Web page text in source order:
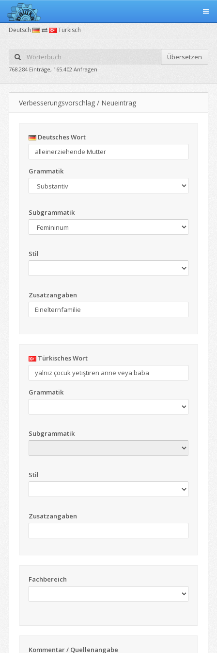
Deutsch Türkisch
Übersetzen
768.284 Einträge, 165.402 Anfragen
Verbesserungsvorschlag / Neueintrag
Deutsches Wort
Grammatik
Subgrammatik
Stil
Zusatzangaben
Türkisches Wort
Grammatik
Subgrammatik
Stil
Zusatzangaben
Fachbereich
Kommentar / Quellenangabe